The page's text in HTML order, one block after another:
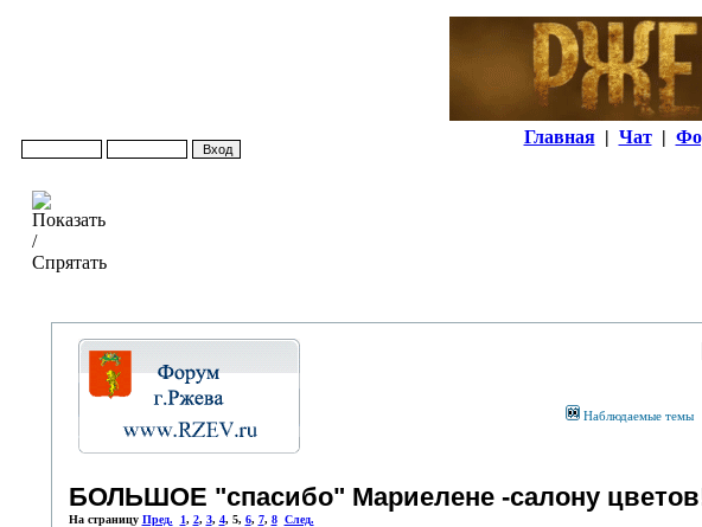
Главная | Чат |
Наблюдаемые темы
БОЛЬШОЕ "спасибо" Мариелене -салону
На страницу Пред. 1, 2, 3, 4, 5, 6, 7, 8 След.